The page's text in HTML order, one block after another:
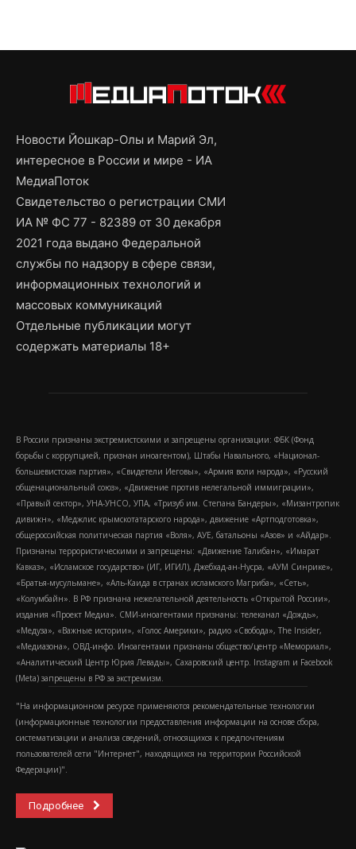
Новости Йошкар-Олы и Марий Эл,
интересное в России и мире - ИА
МедиаПоток
Свидетельство о регистрации СМИ
ИА № ФС 77 - 82389 от 30 декабря
2021 года выдано Федеральной
службы по надзору в сфере связи,
информационных технологий и
массовых коммуникаций
Отдельные публикации могут
содержать материалы 18+
В России признаны экстремистскими и запрещены организации: ФБК (Фонд
борьбы с коррупцией, признан иноагентом), Штабы Навального, «Национал-
большевистская партия», «Свидетели Иеговы», «Армия воли народа», «Русский
общенациональный союз», «Движение против нелегальной иммиграции»,
«Правый сектор», УНА-УНСО, УПА, «Тризуб им. Степана Бандеры», «Мизантропик
дивижн», «Меджлис крымскотатарского народа», движение «Артподготовка»,
общероссийская политическая партия «Воля», АУЕ, батальоны «Азов» и «Айдар».
Признаны террористическими и запрещены: «Движение Талибан», «Имарат
Кавказ», «Исламское государство» (ИГ, ИГИЛ), Джебхад-ан-Нусра, «АУМ Синрике»,
«Братья-мусульмане», «Аль-Каида в странах исламского Магриба», «Сеть»,
«Колумбайн». В РФ признана нежелательной деятельность «Открытой России»,
издания «Проект Медиа». СМИ-иноагентами признаны: телеканал «Дождь»,
«Медуза», «Важные истории», «Голос Америки», радио «Свобода», The Insider,
«Медиазона», ОВД-инфо. Иноагентами признаны общество/центр «Мемориал»,
«Аналитический Центр Юрия Левады», Сахаровский центр. Instagram и Facebook
(Metа) запрещены в РФ за экстремизм.
"На информационном ресурсе применяются рекомендательные технологии
(информационные технологии предоставления информации на основе сбора,
систематизации и анализа сведений, относящихся к предпочтениям
пользователей сети "Интернет", находящихся на территории Российской
Федерации)".
Подробнее